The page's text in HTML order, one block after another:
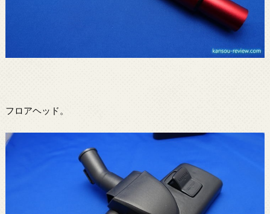
フロアヘッド。